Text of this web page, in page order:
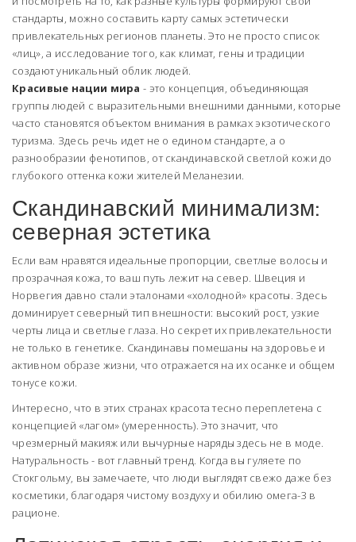
стандарты, можно составить карту самых эстетически
привлекательных регионов планеты. Это не просто список
«лиц», а исследование того, как климат, гены и традиции
создают уникальный облик людей.
Красивые нации мира - это концепция, объединяющая
группы людей с выразительными внешними данными, которые
часто становятся объектом внимания в рамкахэкзотического
туризма. Здесь речь идет не о едином стандарте, а о
разнообразии фенотипов, от скандинавской светлой кожи до
глубокого оттенка кожи жителей Меланезии.
Скандинавский минимализм:
северная эстетика
Если вам нравятся идеальные пропорции, светлые волосы и
прозрачная кожа, то ваш путь лежит на север. Швеция и
Норвегия давно стали эталонами «холодной» красоты. Здесь
доминирует северный тип внешности: высокий рост, узкие
черты лица и светлые глаза. Но секрет их привлекательности
не только в генетике. Скандинавы помешаны на здоровье и
активном образе жизни, что отражается на их осанке и общем
тонусе кожи.
Интересно, что в этих странах красота тесно переплетена с
концепцией «лагом» (умеренность). Это значит, что
чрезмерный макияж или вычурные наряды здесь не в моде.
Натуральность - вот главный тренд. Когда вы гуляете по
Стокгольму, вы замечаете, что люди выглядят свежо даже без
косметики, благодаря чистому воздуху и обилию омега-3 в
рационе.